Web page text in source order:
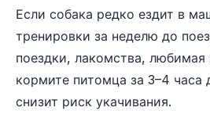
Если собака редко ездит в
тренировки за неделю до
поездки, лакомства,
кормите питомца за 3–4
снизит риск укачивания.